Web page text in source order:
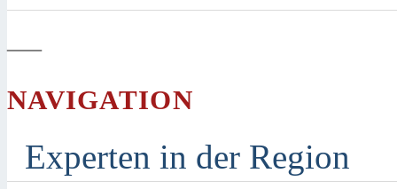
—
NAVIGATION
Experten in der Region